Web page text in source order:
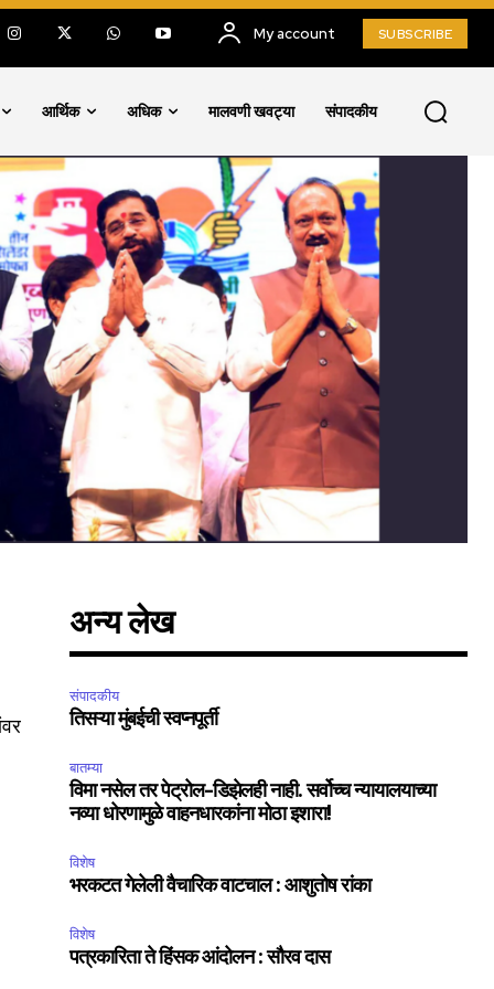
My account SUBSCRIBE
आर्थिक अधिक मालवणी खवट्या संपादकीय
अन्य लेख
संपादकीय
तिसऱ्या मुंबईची स्वप्नपूर्ती
बातम्या
विमा नसेल तर पेट्रोल-डिझेलही नाही. सर्वोच्च न्यायालयाच्या
नव्या धोरणामुळे वाहनधारकांना मोठा इशारा!
विशेष
भरकटत गेलेली वैचारिक वाटचाल : आशुतोष रांका
विशेष
पत्रकारिता ते हिंसक आंदोलन : सौरव दास